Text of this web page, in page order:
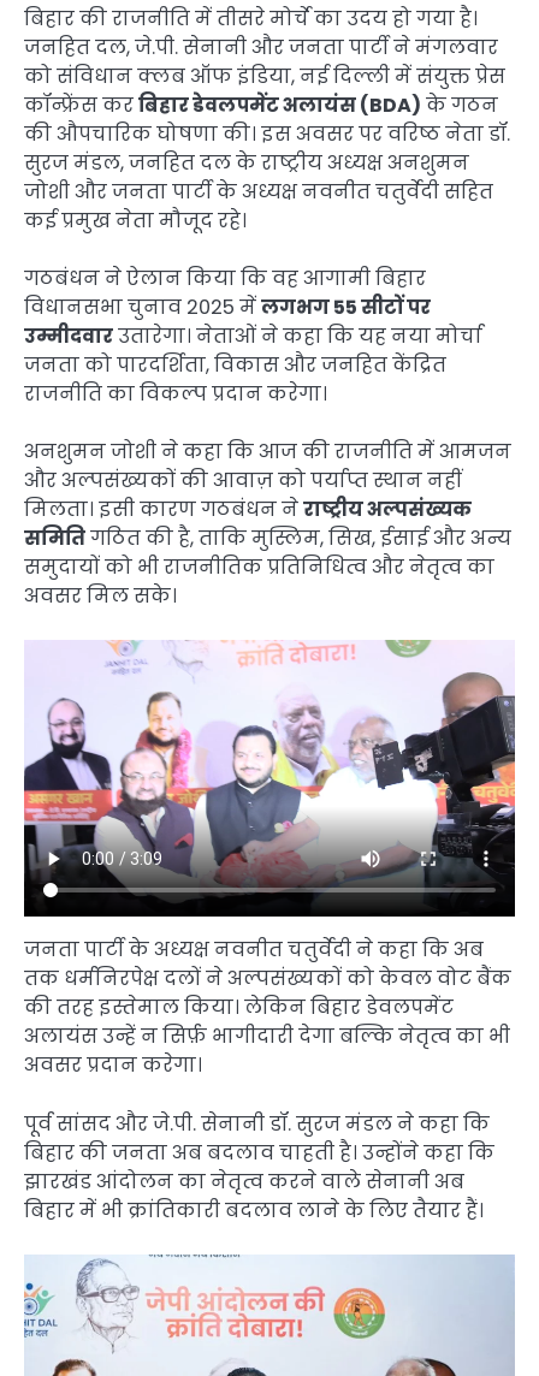
बिहार की राजनीति में तीसरे मोर्चे का उदय हो गया है।
जनहित दल, जे.पी. सेनानी और जनता पार्टी ने मंगलवार
को संविधान क्लब ऑफ इंडिया, नई दिल्ली में संयुक्त प्रेस
कॉन्फ्रेंस करबिहार डेवलपमेंट अलायंस (BDA) के गठन
की औपचारिक घोषणा की। इस अवसर पर वरिष्ठ नेता डॉ.
सुरज मंडल, जनहित दल के राष्ट्रीय अध्यक्ष अनशुमन
जोशी और जनता पार्टी के अध्यक्ष नवनीत चतुर्वेदी सहित
कई प्रमुख नेता मौजूद रहे।
गठबंधन ने ऐलान किया कि वह आगामी बिहार
विधानसभा चुनाव 2025 मेंलगभग 55 सीटों पर
उम्मीदवारउतारेगा। नेताओं ने कहा कि यह नया मोर्चा
जनता को पारदर्शिता, विकास और जनहित केंद्रित
राजनीति का विकल्प प्रदान करेगा।
अनशुमन जोशी ने कहा कि आज की राजनीति में आमजन
और अल्पसंख्यकों की आवाज़ को पर्याप्त स्थान नहीं
मिलता। इसी कारण गठबंधन नेराष्ट्रीय अल्पसंख्यक
समितिगठित की है, ताकि मुस्लिम, सिख, ईसाई और अन्य
समुदायों को भी राजनीतिक प्रतिनिधित्व और नेतृत्व का
अवसर मिल सके।
जनता पार्टी के अध्यक्ष नवनीत चतुर्वेदी ने कहा कि अब
तक धर्मनिरपेक्ष दलों ने अल्पसंख्यकों को केवल वोट बैंक
की तरह इस्तेमाल किया। लेकिन बिहार डेवलपमेंट
अलायंस उन्हें न सिर्फ़ भागीदारी देगा बल्कि नेतृत्व का भी
अवसर प्रदान करेगा।
पूर्व सांसद और जे.पी. सेनानी डॉ. सुरज मंडल ने कहा कि
बिहार की जनता अब बदलाव चाहती है। उन्होंने कहा कि
झारखंड आंदोलन का नेतृत्व करने वाले सेनानी अब
बिहार में भी क्रांतिकारी बदलाव लाने के लिए तैयार हैं।